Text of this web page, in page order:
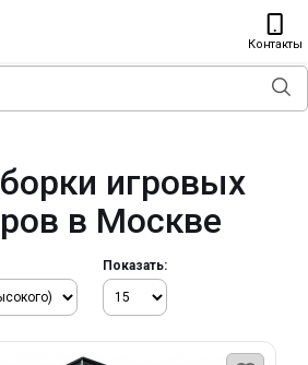
Контакты
игровых
в Москве
Показать: